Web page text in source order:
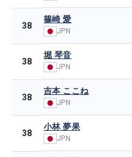
38
篠崎 愛
JPN
38
堀 琴音
JPN
38
吉本 ここね
JPN
38
小林 夢果
JPN